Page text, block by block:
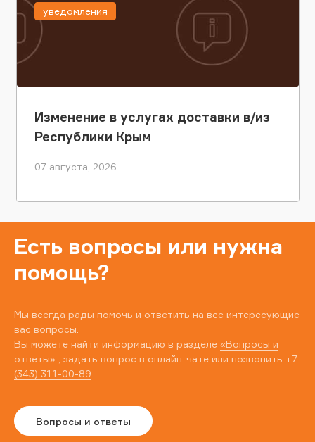
Изменение в услугах доставки в/из
Республики Крым
07 августа, 2026
уведомления
Есть вопросы или нужна
помощь?
Мы всегда рады помочь и ответить на все интересующие
вас вопросы.
Вы можете найти информацию в разделе «Вопросы и
ответы» , задать вопрос в онлайн-чате или позвонить +7
(343) 311-00-89
Вопросы и ответы